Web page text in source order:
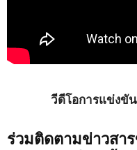
วีดีโอการแข่งขั
ร่วมติดตามข่าวสา